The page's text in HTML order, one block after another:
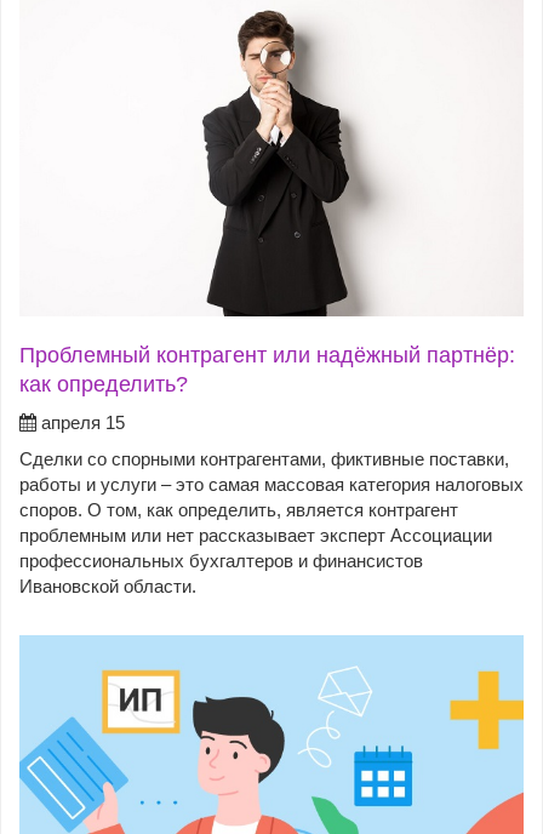
Проблемный контрагент или надёжный партнёр:
как определить?
апреля 15
Сделки со спорными контрагентами, фиктивные поставки,
работы и услуги – это самая массовая категория налоговых
споров. О том, как определить, является контрагент
проблемным или нет рассказывает эксперт Ассоциации
профессиональных бухгалтеров и финансистов
Ивановской области.